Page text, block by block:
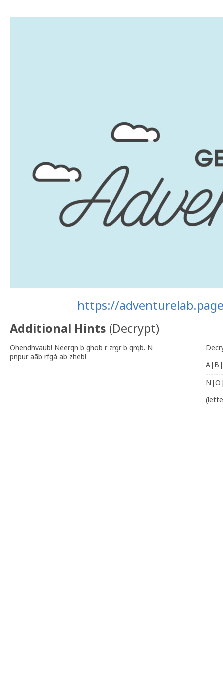
https://
Additional Hints (Decrypt)
Ohendhvaub! Neerqn b ghob r zrgr b qrqb. N
pnpur aãb rfgá ab zheb!